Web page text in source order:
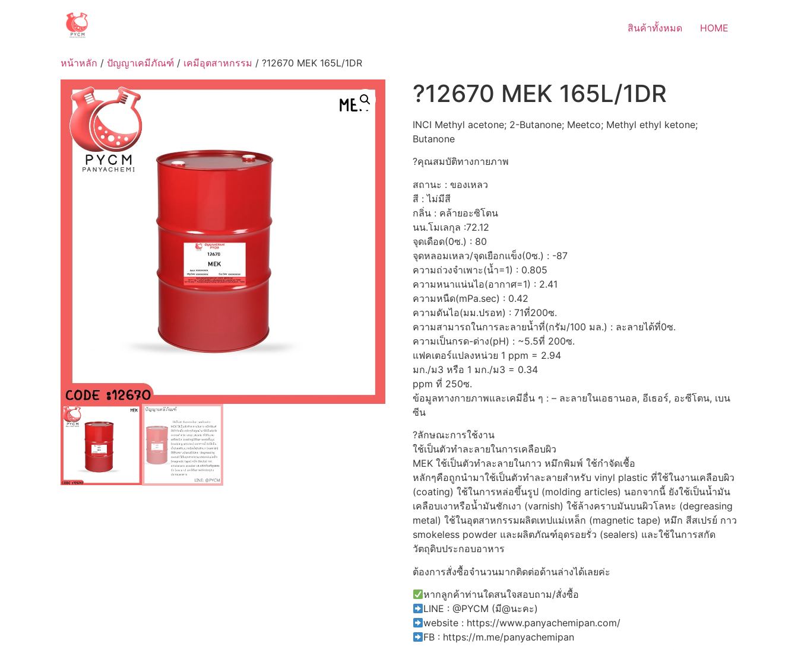
สินค้าทั้งหมด HOME
หน้าหลัก / ปัญญาเคมีภัณฑ์ / เคมีอุตสาหกรรม / ?12670 MEK 165L/1DR
?12670 MEK 165L/1DR
INCI Methyl acetone; 2-Butanone; Meetco; Methyl ethyl ketone;
Butanone
?คุณสมบัติทางกายภาพ
สถานะ : ของเหลว
สี : ไม่มีสี
กลิ่น : คล้ายอะซิโตน
นน.โมเลกุล :72.12
จุดเดือด(0ซ.) : 80
จุดหลอมเหลว/จุดเยือกแข็ง(0ซ.) : -87
ความถ่วงจำเพาะ(น้ำ=1) : 0.805
ความหนาแน่นไอ(อากาศ=1) : 2.41
ความหนืด(mPa.sec) : 0.42
ความดันไอ(มม.ปรอท) : 71ที่200ซ.
ความสามารถในการละลายน้ำที่(กรัม/100 มล.) : ละลายได้ที่0ซ.
ความเป็นกรด-ด่าง(pH) : ~5.5ที่ 200ซ.
แฟคเตอร์แปลงหน่วย 1 ppm = 2.94
มก./ม3 หรือ 1 มก./ม3 = 0.34
ppm ที่ 250ซ.
ข้อมูลทางกายภาพและเคมีอื่น ๆ : – ละลายในเอธานอล, อีเธอร์, อะซีโตน, เบน
ซีน
?ลักษณะการใช้งาน
ใช้เป็นตัวทำละลายในการเคลือบผิว
MEK ใช้เป็นตัวทำละลายในกาว หมึกพิมพ์ ใช้กำจัดเชื้อ
หลักๆคือถูกนำมาใช้เป็นตัวทำละลายสำหรับ vinyl plastic ที่ใช้ในงานเคลือบผิว
(coating) ใช้ในการหล่อขึ้นรูป (molding articles) นอกจากนี้ ยังใช้เป็นน้ำมัน
เคลือบเงาหรือน้ำมันชักเงา (varnish) ใช้ล้างคราบมันบนผิวโลหะ (degreasing
metal) ใช้ในอุตสาหกรรมผลิตเทปแม่เหล็ก (magnetic tape) หมึก สีสเปรย์ กาว
smokeless powder และผลิตภัณฑ์อุดรอยรั่ว (sealers) และใช้ในการสกัด
วัตถุดิบประกอบอาหาร
ต้องการสั่งซื้อจำนวนมากติดต่อด้านล่างได้เลยค่ะ
หากลูกค้าท่านใดสนใจสอบถาม/สั่งซื้อ
LINE : @PYCM (มี@นะคะ)
website : https://www.panyachemipan.com/
FB : https://m.me/panyachemipan